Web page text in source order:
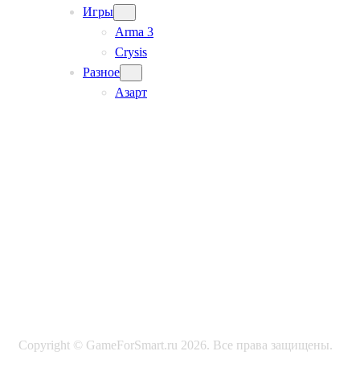
Игры
Arma 3
Crysis
Разное
Азарт
Copyright © GameForSmart.ru 2026. Все права защищены.